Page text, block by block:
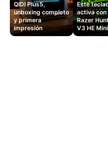
QIDI Plus5,
unboxing completo
y primera
impresión
Este
activa con
Razer
V3 HE Mini